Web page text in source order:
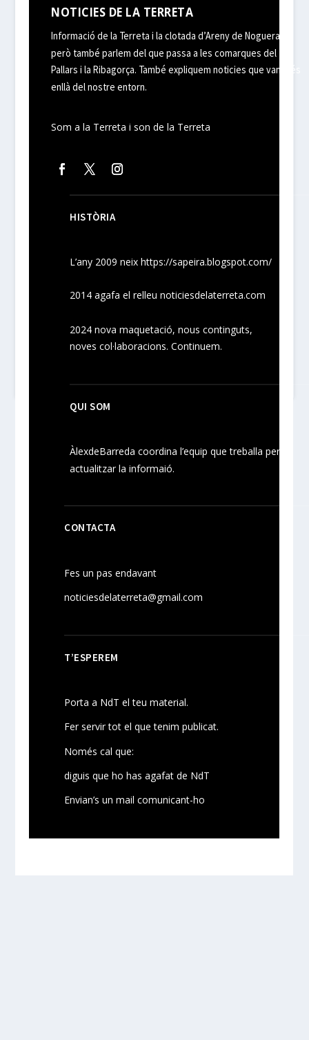
NOTICIES DE LA TERRETA
Informació de la Terreta i la clotada d’Areny de Noguera,
però també parlem del que passa a les comarques del
Pallars i la Ribagorça. També expliquem noticies que van més
enllà del nostre entorn.
Som a la Terreta i son de la Terreta
HISTÒRIA
L’any 2009 neixhttps://sapeira.blogspot.com/
2014 agafa el relleu noticiesdelaterreta.com
2024nova maquetació, nouscontinguts,
novescol·laboracions. Continuem.
QUI SOM
ÀlexdeBarreda coordina l’equip que treballa per
actualitzar la informaió.
CONTACTA
Fes un pas endavant
noticiesdelaterreta@gmail.com
T’ESPEREM
Porta a NdT el teu material.
Fer servir tot el que tenim publicat.
Només cal que:
diguis que ho has agafat de NdT
Envian’s un mail comunicant-ho